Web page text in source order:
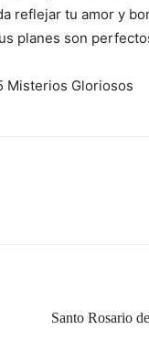
reflejar tu amor y
planes son
Misterios Gloriosos
Santo Rosario